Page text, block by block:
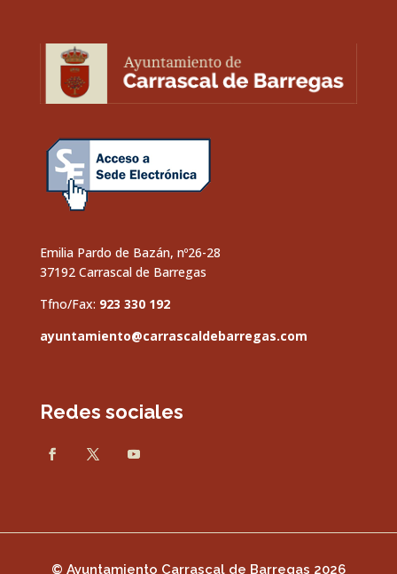
Emilia Pardo de Bazán, nº26-28
37192 Carrascal de Barregas
Tfno/Fax: 923 330 192
ayuntamiento@carrascaldebarregas.com
Redes sociales
© Ayuntamiento Carrascal de Barregas 2026